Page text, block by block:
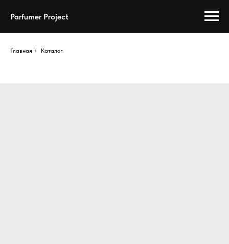
Parfumer Project
Главная / Каталог